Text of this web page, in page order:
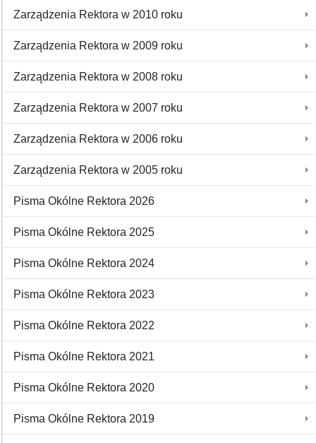
Zarządzenia Rektora w 2010 roku
Zarządzenia Rektora w 2009 roku
Zarządzenia Rektora w 2008 roku
Zarządzenia Rektora w 2007 roku
Zarządzenia Rektora w 2006 roku
Zarządzenia Rektora w 2005 roku
Pisma Okólne Rektora 2026
Pisma Okólne Rektora 2025
Pisma Okólne Rektora 2024
Pisma Okólne Rektora 2023
Pisma Okólne Rektora 2022
Pisma Okólne Rektora 2021
Pisma Okólne Rektora 2020
Pisma Okólne Rektora 2019